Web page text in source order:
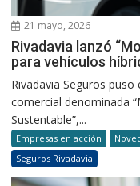
21 mayo, 2026
Rivadavia lanzó
para vehículos
Rivadavia Seguros
comercial denominada
Sustentable”,...
Empresas en acción
Seguros Rivadavia